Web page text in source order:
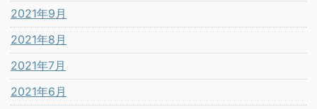
2021年9月
2021年8月
2021年7月
2021年6月